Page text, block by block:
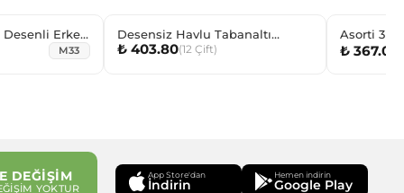
Desenli Erkek
M33
Desensiz Havlu Tabanaltı
Baskılı Erkek Bebek Çorap
₺ 403.80(12 Çift)
Asorti 3D
₺ 367.08
DEĞİŞİM
YOKTUR
App Store'dan
İndirin
Hemen indirin
Google Play